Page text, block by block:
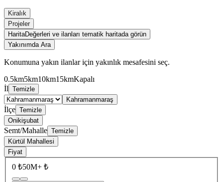
Kiralık
Projeler
HaritaDeğerleri ve ilanları tematik haritada görün
Yakınımda Ara
Konumuna yakın ilanlar için yakınlık mesafesini seç.
0.5km5km10km15kmKapalı
İl Temizle
Kahramanmaraş
İlçe Temizle
Onikişubat
Semt/Mahalle Temizle
Kürtül Mahallesi
Fiyat
0 ₺50M+ ₺